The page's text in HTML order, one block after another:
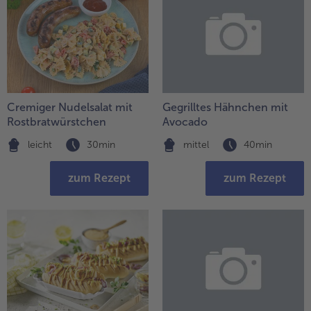
Weiterempfehlen &
Cremiger Nudelsalat mit
Rostbratwürstchen
leicht 30min
zum Rezept
Gegrilltes Hähnchen mit
Avocado
mittel 40min
zum Rezept